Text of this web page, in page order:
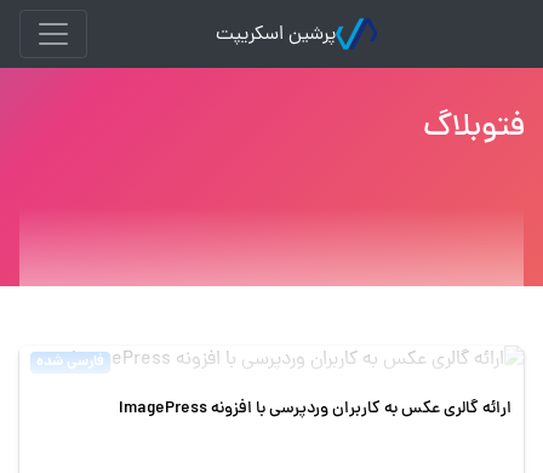
پرشین اسکریپت
فتوبلاگ
فارسی شده
ارائه گالری عکس به کاربران وردپرسی با افزونه ImagePress